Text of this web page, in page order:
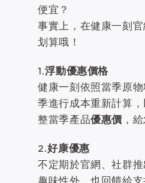
便宜？
事實上，在健康一刻
划算哦！
1.浮動優惠價格
健康一刻依照當季原
季進行成本重新計算
整當季產品優惠價 ，
2.好康優惠
不定期於官網、社群
趣味性外，也回饋給支